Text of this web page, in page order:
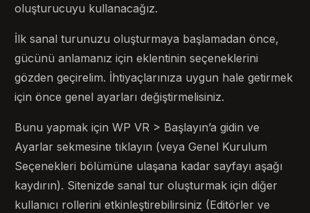
oluşturucuyu kullanacağız.
İlk sanal turunuzu oluşturmaya başlamadan önce,
gücünü anlamanız için eklentinin seçeneklerini
gözden geçirelim. İhtiyaçlarınıza uygun hale getirmek
için önce genel ayarları değiştirmelisiniz.
Bunu yapmak için WP VR > Başlayın’a gidin ve
Ayarlar sekmesine tıklayın (veya Genel Kurulum
Seçenekleri bölümüne ulaşana kadar sayfayı aşağı
kaydırın). Sitenizde sanal tur oluşturmak için diğer
kullanıcı rollerini etkinleştirebilirsiniz (Editörler ve